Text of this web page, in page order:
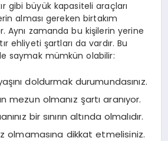
gibi büyük kapasiteli araçları
alması gereken birtakım
Aynı zamanda bu kişilerin yerine
ehliyeti şartları da vardır. Bu
saymak mümkün olabilir:
doldurmak durumundasınız.
mezun olmanız şartı aranıyor.
bir sınırın altında olmalıdır.
olmamasına dikkat etmelisiniz.